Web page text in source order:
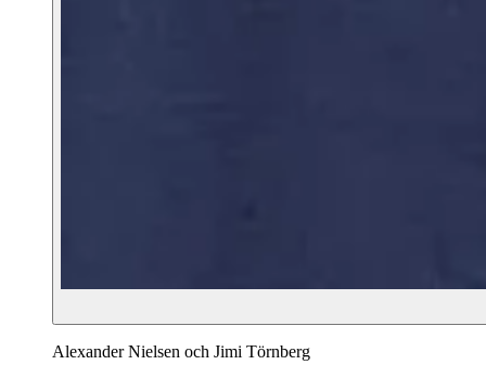
Alexander Nielsen och Jimi Törnberg